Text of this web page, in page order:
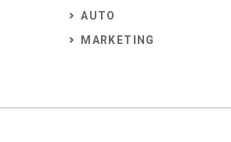
AUTO
MARKETING